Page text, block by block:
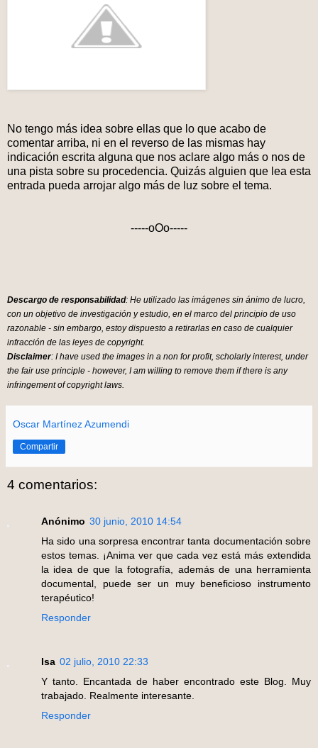
No tengo más idea sobre ellas que lo que acabo de
comentar arriba, ni en el reverso de las mismas hay
indicación escrita alguna que nos aclare algo más o nos de
una pista sobre su procedencia. Quizás alguien que lea esta
entrada pueda arrojar algo más de luz sobre el tema.
-----oOo-----
Descargo de responsabilidad: He utilizado las imágenes sin ánimo de lucro,
con un objetivo de investigación y estudio, en el marco del principio de uso
razonable - sin embargo, estoy dispuesto a retirarlas en caso de cualquier
infracción de las leyes de copyright.
Disclaimer: I have used the images in a non for profit, scholarly interest, under
the fair use principle - however, I am willing to remove them if there is any
infringement of copyright laws.
Oscar Martínez Azumendi
Compartir
4 comentarios:
Anónimo 30 junio, 2010 14:54
Ha sido una sorpresa encontrar tanta documentación sobre
estos temas. ¡Anima ver que cada vez está más extendida
la idea de que la fotografía, además de una herramienta
documental, puede ser un muy beneficioso instrumento
terapéutico!
Responder
Isa 02 julio, 2010 22:33
Y tanto. Encantada de haber encontrado este Blog. Muy
trabajado. Realmente interesante.
Responder